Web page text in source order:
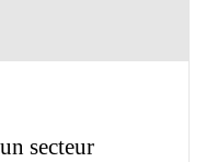
secteur